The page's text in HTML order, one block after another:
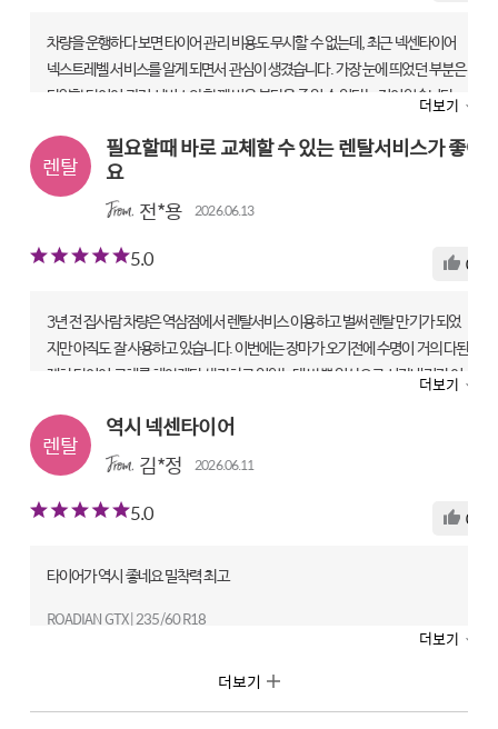
차량을 운행하다 보면 타이어 관리 비용도 무시할 수 없는데, 최근 넥센타이어
넥스트레벨 서비스를 알게 되면서 관심이 생겼습니다. 가장 눈에 띄었던 부분은
다양한 타이어 관리 서비스와 함께 비용 부담을 줄일 수 있다는 점이었습니다.
부담이 크지 않다고 느껴졌습니다. 어차피 나가는 카드 값, 일석이조 입니다. 타
이어는 안전과 직결되는 만큼 정기적인 관리가 중요한데, 넥스트레벨은 교체뿐
만 아니라 관리 서비스까지 함께 제공한다는 점이 장점으로 보였습니다. 차량을
유지비를 아끼면서도 안전하게 관리하고 싶은 분들에게 괜찮은 서비스라는 생
어 관리와 경제성을 함께 고려하는 분들에게 관심 가져볼 만한 서비스라고 생각
합니다.
ROADIAN GTX | 215/55 R18
만족도
5 기사 2 서비스
더보기
필요할때 바로 교체할 수 있는 렌탈서비스가 좋아
요
전*용
2026.06.13
5.0 0
3년 전 집사람 차량은 역삼점에서 렌탈서비스 이용하고 벌써 렌탈 만기가 되었
지만 아직도 잘 사용하고 있습니다. 이번에는 장마가 오기전에 수명이 거의 다된
제차 타이어 교체를 해야겠다 생각하고 있었는데 바쁜 일상으로 시간내기가 어
넥스트레벨 역삼점에 연락하여 ROADIAN GTX 로 4본 모두 교체했습니다. 깔
끔하게 교체하고 안심케어렌탈 서비스로 선택하여 즉시 휠얼라이인먼트까지
무 부드럽고 승차감이 좋아지네요. 이번에 교체한 ROADIAN GTX는 넥센의 가
다~
ROADIAN GTX | 255/50 R20
상품 5 기사 5 서비스 5
더보기
역시 넥센타이어
김*정
2026.06.11
5.0 0
타이어가 역시 좋네요 밀착력 최고
ROADIAN GTX | 235/60 R18
더보기
더보기